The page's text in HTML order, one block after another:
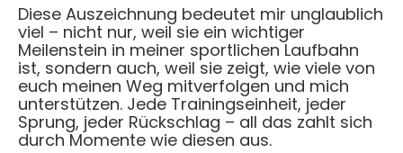
Diese Auszeichnung bedeutet mir unglaublich
viel – nicht nur, weil sie ein wichtiger
Meilenstein in meiner sportlichen Laufbahn
ist, sondern auch, weil sie zeigt, wie viele von
euch meinen Weg mitverfolgen und mich
unterstützen. Jede Trainingseinheit, jeder
Sprung, jeder Rückschlag – all das zahlt sich
durch Momente wie diesen aus.